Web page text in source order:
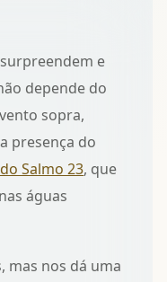
e
depende do
sopra,
presença do
Salmo 23, que
águas
mas nos dá uma